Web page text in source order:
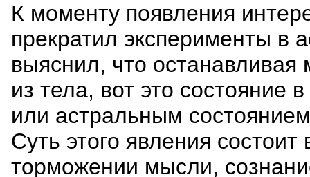
К моменту появления
прекратил эксперименты в
выяснил, что
из тела, вот это состояние
или астральным
Суть этого явления
торможении мысли,